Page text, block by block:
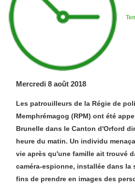
Mercredi 8 août 2018
Les patrouilleurs de la Régie de
Memphrémagog (RPM) ont été
Brunelle dans le Canton d'Orford
heure du matin. Un individu
vie après qu'une famille ait trouvé
caméra-espionne, installée dans la
fins de prendre en images des